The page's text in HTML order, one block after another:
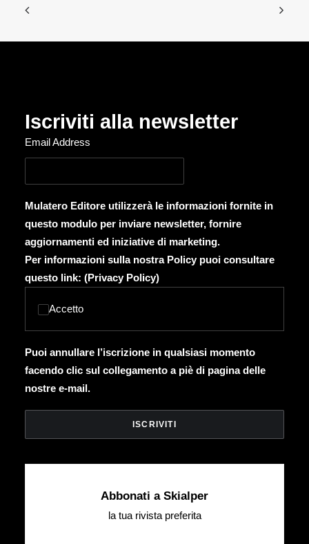
Iscriviti alla newsletter
Email Address
Mulatero Editore utilizzerà le informazioni fornite in
questo modulo per inviare newsletter, fornire
aggiornamenti ed iniziative di marketing.
Per informazioni sulla nostra Policy puoi consultare
questo link: (Privacy Policy)
Accetto
Puoi annullare l’iscrizione in qualsiasi momento
facendo clic sul collegamento a piè di pagina delle
nostre e-mail.
Abbonati a Skialper
la tua rivista preferita